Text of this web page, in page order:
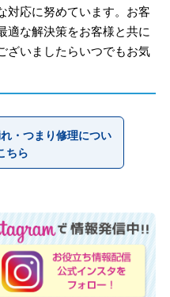
対応に努めています。お客
適な解決策をお客様と共に
ざいましたらいつでもお気
・つまり修理につい
ちら